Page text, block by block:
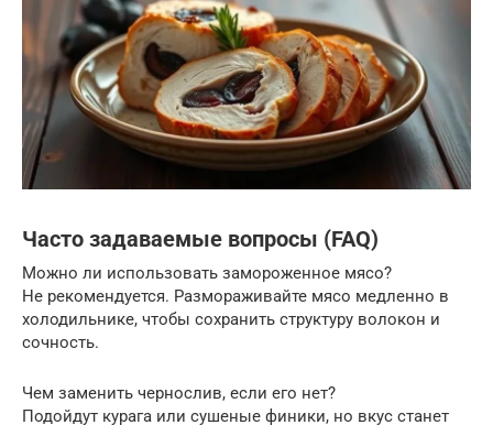
Часто задаваемые вопросы (FAQ)
Можно ли использовать замороженное мясо?
Не рекомендуется. Размораживайте мясо медленно в
холодильнике, чтобы сохранить структуру волокон и
сочность.
Чем заменить чернослив, если его нет?
Подойдут курага или сушеные финики, но вкус станет